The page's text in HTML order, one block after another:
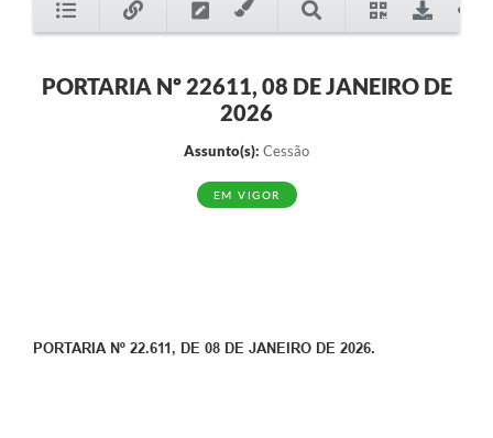
PORTARIA Nº 22611, 08 DE JANEIRO DE
2026
Assunto(s): Cessão
EM VIGOR
PORTARIA Nº 22.611, DE 08 DE JANEIRO DE 2026.